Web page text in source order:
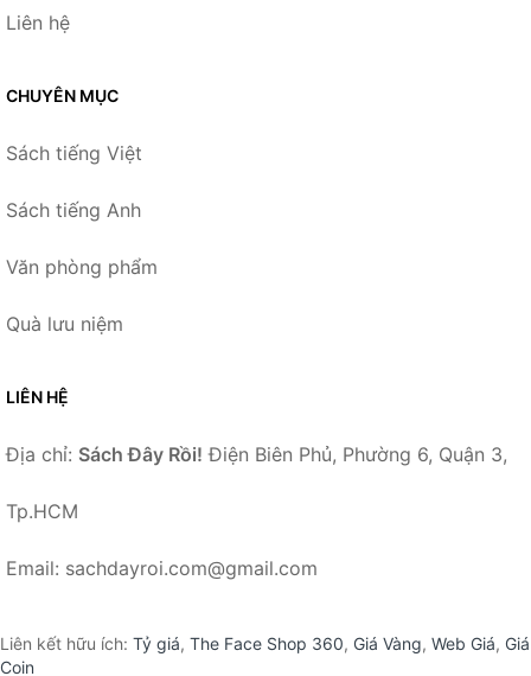
Liên hệ
CHUYÊN MỤC
Sách tiếng Việt
Sách tiếng Anh
Văn phòng phẩm
Quà lưu niệm
LIÊN HỆ
Địa chỉ: Sách Đây Rồi! Điện Biên Phủ, Phường 6, Quận 3,
Tp.HCM
Email: sachdayroi.com@gmail.com
Liên kết hữu ích: Tỷ giá, The Face Shop 360, Giá Vàng, Web Giá, Giá
Coin